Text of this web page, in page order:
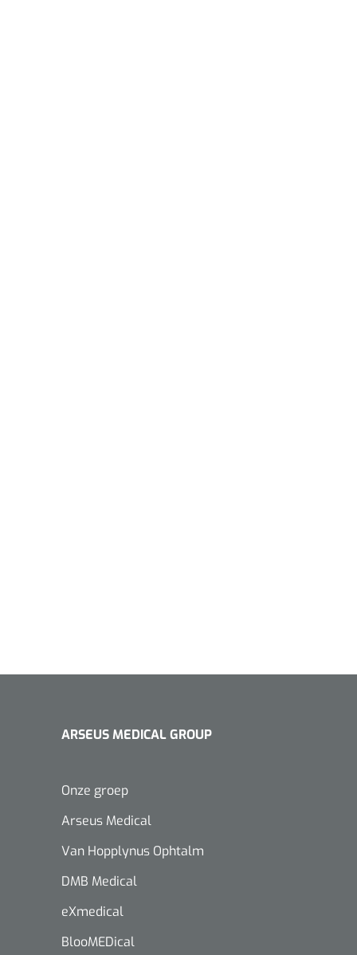
ARSEUS MEDICAL GROUP
Onze groep
Arseus Medical
Van Hopplynus Ophtalm
DMB Medical
eXmedical
BlooMEDical